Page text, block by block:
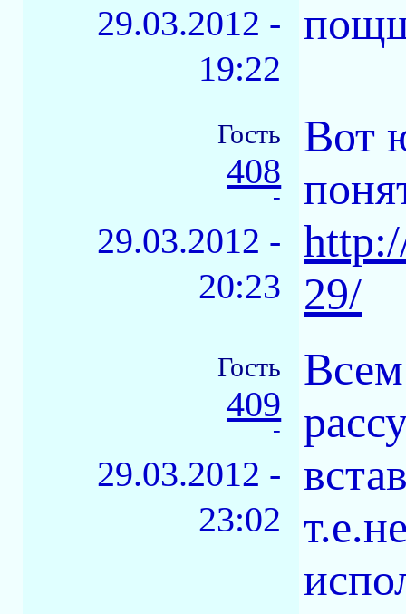
29.03.2012 -
19:22
Гость
408
-
29.03.2012 -
20:23
Вот
29/
Гость
409
-
29.03.2012 -
23:02